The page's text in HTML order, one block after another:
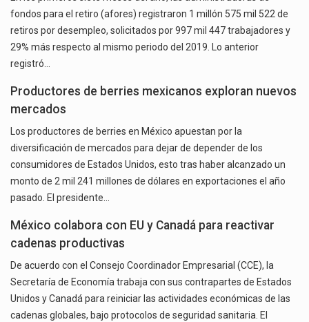
fondos para el retiro (afores) registraron 1 millón 575 mil 522 de
retiros por desempleo, solicitados por 997 mil 447 trabajadores y
29% más respecto al mismo periodo del 2019. Lo anterior
registró…
Productores de berries mexicanos exploran nuevos
mercados
Los productores de berries en México apuestan por la
diversificación de mercados para dejar de depender de los
consumidores de Estados Unidos, esto tras haber alcanzado un
monto de 2 mil 241 millones de dólares en exportaciones el año
pasado. El presidente…
México colabora con EU y Canadá para reactivar
cadenas productivas
De acuerdo con el Consejo Coordinador Empresarial (CCE), la
Secretaría de Economía trabaja con sus contrapartes de Estados
Unidos y Canadá para reiniciar las actividades económicas de las
cadenas globales, bajo protocolos de seguridad sanitaria. El